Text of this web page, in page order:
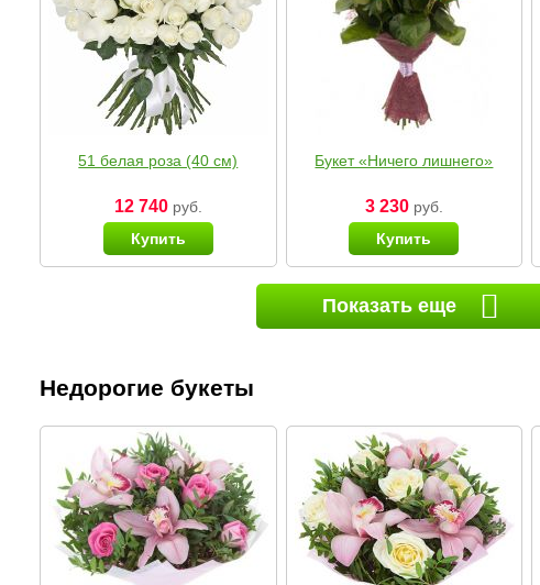
51 белая роза (40 см)
12 740руб.
Купить
Букет «Ничего лишнего»
3 230руб.
Купить
Показать еще
Недорогие букеты